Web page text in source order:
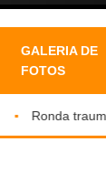
GALERIA DE
FOTOS
Ronda